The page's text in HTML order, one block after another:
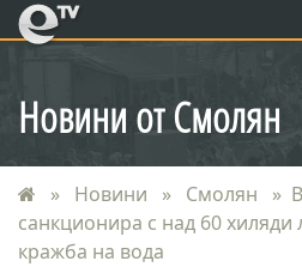
eTV
Новини от Смолян
Новини Смолян
санкционира с над 60 хиляди
кражба на вода